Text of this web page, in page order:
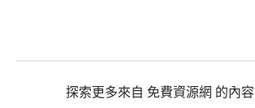
探索更多來自 免費資源網 的內容